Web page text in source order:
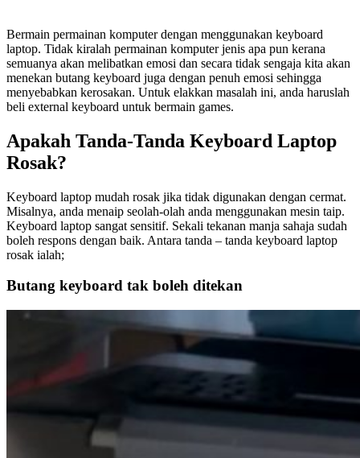
Bermain permainan komputer dengan menggunakan keyboard
laptop. Tidak kiralah permainan komputer jenis apa pun kerana
semuanya akan melibatkan emosi dan secara tidak sengaja kita akan
menekan butang keyboard juga dengan penuh emosi sehingga
menyebabkan kerosakan. Untuk elakkan masalah ini, anda haruslah
beli external keyboard untuk bermain games.
Apakah Tanda-Tanda Keyboard Laptop
Rosak?
Keyboard laptop mudah rosak jika tidak digunakan dengan cermat.
Misalnya, anda menaip seolah-olah anda menggunakan mesin taip.
Keyboard laptop sangat sensitif. Sekali tekanan manja sahaja sudah
boleh respons dengan baik. Antara tanda – tanda keyboard laptop
rosak ialah;
Butang keyboard tak boleh ditekan